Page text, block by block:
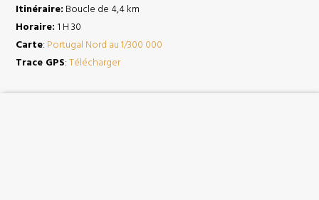
Itinéraire: Boucle de 4,4 km
Horaire:1 H 30
Carte: Portugal Nord au 1/300 000
Trace GPS:Télécharger